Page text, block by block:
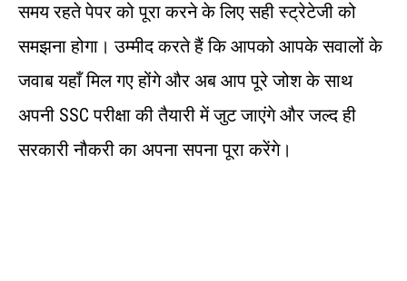
समय रहते पेपर को पूरा करने के लिए सही स्ट्रेटेजी को
समझना होगा। उम्मीद करते हैं कि आपको आपके सवालों के
जवाब यहाँ मिल गए होंगे और अब आप पूरे जोश के साथ
अपनी SSC परीक्षा की तैयारी में जुट जाएंगे और जल्द ही
सरकारी नौकरी का अपना सपना पूरा करेंगे।